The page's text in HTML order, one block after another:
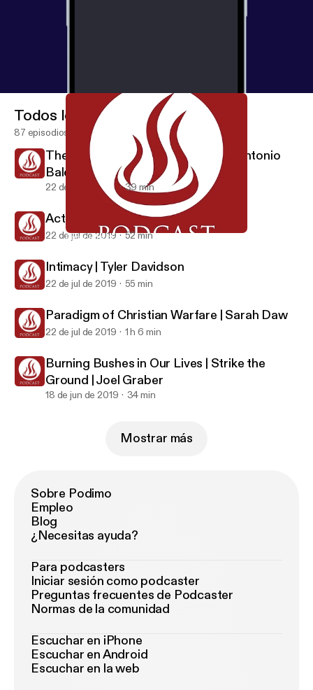
Paradigm of Christian Warfare | Sarah Daw
Todos los episodios
87 episodios
The Inner Life is More Important | Antonio
Baldovinos
22 de jul de 2019 39 min
Activating Faith | Joel Graber
22 de jul de 2019 52 min
Intimacy | Tyler Davidson
22 de jul de 2019 55 min
Paradigm of Christian Warfare | Sarah Daw
22 de jul de 2019 1 h 6 min
Burning Bushes in Our Lives | Strike the
Ground | Joel Graber
18 de jun de 2019 34 min
Mostrar más
Sobre Podimo
Empleo
Blog
¿Necesitas ayuda?
Para podcasters
Iniciar sesión como podcaster
Preguntas frecuentes de Podcaster
Normas de la comunidad
Escuchar en iPhone
Escuchar en Android
Escuchar en la web